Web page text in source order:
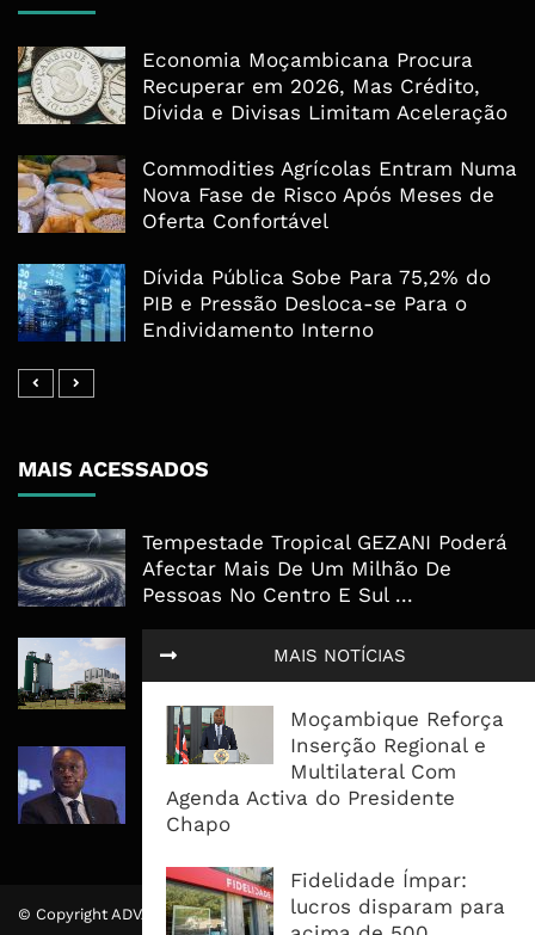
MAIS NOTÍCIAS
Moçambique Reforça
Inserção Regional e
Multilateral Com
Agenda Activa do Presidente
Chapo
Fidelidade Ímpar:
lucros disparam para
Economia Moçambicana Procura
Recuperar em 2026, Mas Crédito,
Dívida e Divisas Limitam Aceleração
Commodities Agrícolas Entram Numa
Nova Fase de Risco Após Meses de
Oferta Confortável
Dívida Pública Sobe Para 75,2% do
PIB e Pressão Desloca-se Para o
Endividamento Interno
MAIS ACESSADOS
Tempestade Tropical GEZANI Poderá
Afectar Mais De Um Milhão De
Pessoas No Centro E Sul ...
Governo admite nova operadora
para a Mozal após suspensão das
operações
CEO do Standard Bank pede ao
Governo que “saia do caminho” e
facilite os negócios
© Copyright ADVALUE. Todos Direitos Reservados.